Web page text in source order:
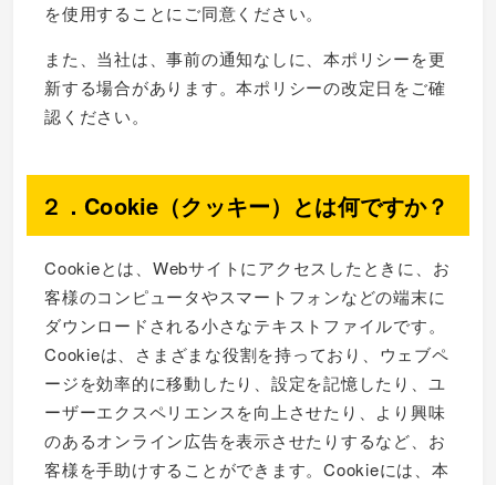
を使用することにご同意ください。
また、当社は、事前の通知なしに、本ポリシーを更
新する場合があります。本ポリシーの改定日をご確
認ください。
２．Cookie（クッキー）とは何ですか？
Cookieとは、Webサイトにアクセスしたときに、お
客様のコンピュータやスマートフォンなどの端末に
ダウンロードされる小さなテキストファイルです。
Cookieは、さまざまな役割を持っており、ウェブペ
ージを効率的に移動したり、設定を記憶したり、ユ
ーザーエクスペリエンスを向上させたり、より興味
のあるオンライン広告を表示させたりするなど、お
客様を手助けすることができます。Cookieには、本